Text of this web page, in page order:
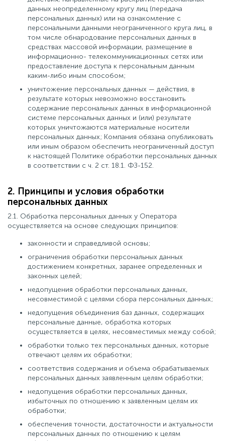
данных неопределенному кругу лиц (передача
персональных данных) или на ознакомление с
персональными данными неограниченного круга лиц, в
том числе обнародование персональных данных в
средствах массовой информации, размещение в
информационно- телекоммуникационных сетях или
предоставление доступа к персональным данным
каким-либо иным способом;
уничтожение персональных данных — действия, в
результате которых невозможно восстановить
содержание персональных данных в информационной
системе персональных данных и (или) результате
которых уничтожаются материальные носители
персональных данных; Компания обязана опубликовать
или иным образом обеспечить неограниченный доступ
к настоящей Политике обработки персональных данных
в соответствии с ч. 2 ст. 18.1. ФЗ-152.
2. Принципы и условия обработки
персональных данных
2.1. Обработка персональных данных у Оператора
осуществляется на основе следующих принципов:
законности и справедливой основы;
ограничения обработки персональных данных
достижением конкретных, заранее определенных и
законных целей;
недопущения обработки персональных данных,
несовместимой с целями сбора персональных данных;
недопущения объединения баз данных, содержащих
персональные данные, обработка которых
осуществляется в целях, несовместимых между собой;
обработки только тех персональных данных, которые
отвечают целям их обработки;
соответствия содержания и объема обрабатываемых
персональных данных заявленным целям обработки;
недопущения обработки персональных данных,
избыточных по отношению к заявленным целям их
обработки;
обеспечения точности, достаточности и актуальности
персональных данных по отношению к целям